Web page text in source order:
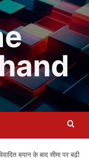
बयान के बाद सीमा पर बढ़ी